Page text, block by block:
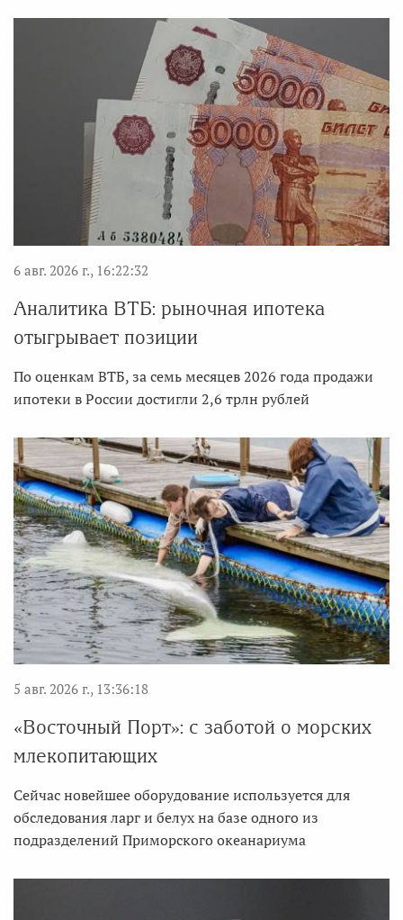
6 авг. 2026 г., 16:22:32
Аналитика ВТБ: рыночная ипотека
отыгрывает позиции
По оценкам ВТБ, за семь месяцев 2026 года продажи
ипотеки в России достигли 2,6 трлн рублей
5 авг. 2026 г., 13:36:18
«Восточный Порт»: с заботой о морских
млекопитающих
Сейчас новейшее оборудование используется для
обследования ларг и белух на базе одного из
подразделений Приморского океанариума